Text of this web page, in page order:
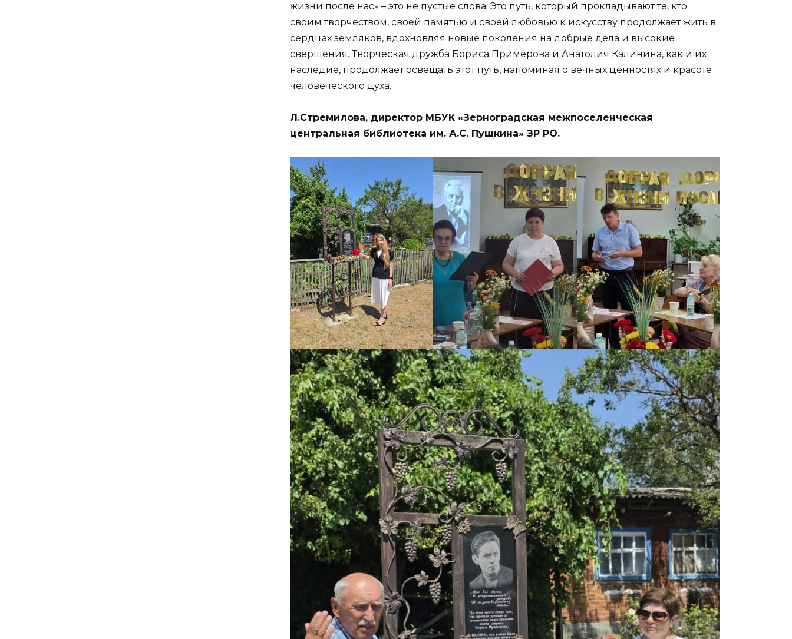
жизни после нас» – это не пустые слова. Это путь, который прокладывают те, кто
своим творчеством, своей памятью и своей любовью к искусству продолжает жить в
сердцах земляков, вдохновляя новые поколения на добрые дела и высокие
свершения. Творческая дружба Бориса Примерова и Анатолия Калинина, как и их
наследие, продолжает освещать этот путь, напоминая о вечных ценностях и красоте
человеческого духа.
Л.Стремилова, директор МБУК «Зерноградская межпоселенческая
центральная библиотека им. А.С. Пушкина» ЗР РО.